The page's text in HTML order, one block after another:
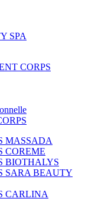
SPA
CORPS
MASSADA
COREME
BIOTHALYS
SARA BEAUTY
CARLINA